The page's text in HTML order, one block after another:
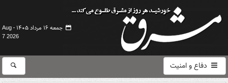
جمعه ۱۶ مرداد ۱۴۰۵ -
Aug
7 2026
دفاع و امنیت